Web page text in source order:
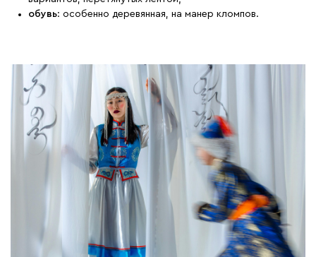
обувь: особенно деревянная, на манер кломпов.